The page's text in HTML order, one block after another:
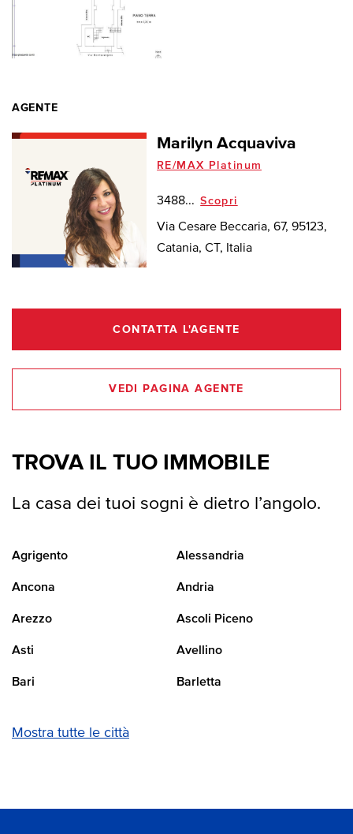
AGENTE
Marilyn Acquaviva
RE/MAX Platinum
3488... Scopri
Via Cesare Beccaria, 67, 95123,
Catania, CT, Italia
CONTATTA L'AGENTE
VEDI PAGINA AGENTE
TROVA IL TUO IMMOBILE
La casa dei tuoi sogni è dietro l’angolo.
Agrigento Alessandria
Ancona Andria
Arezzo Ascoli Piceno
Asti Avellino
Bari Barletta
Mostra tutte le città